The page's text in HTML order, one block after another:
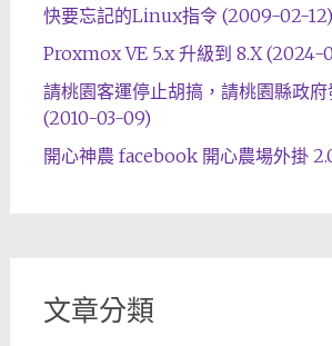
快要忘記的Linux指令 (2009-02-12)
Proxmox VE 5.x 升級到 8.X (2024-
請桃園客運停止胡搞，請桃園縣政
(2010-03-09)
開心神農 facebook 開心農場外掛
文章分類